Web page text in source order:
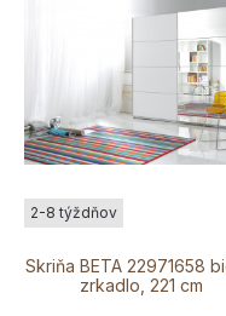
Skriňa BETA 22971658
zrkadlo, 221 cm
2-8 týždňov